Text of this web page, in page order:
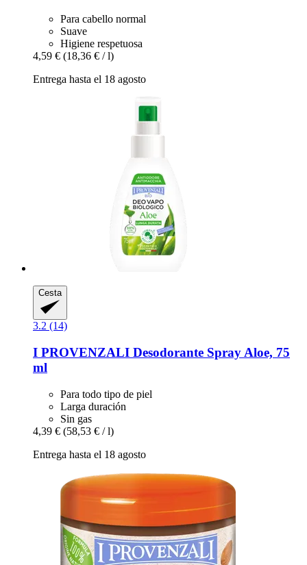
Para cabello normal
Suave
Higiene respetuosa
4,59 € (18,36 € / l)
Entrega hasta el 18 agosto
Cesta
3.2 (14)
I PROVENZALI Desodorante Spray Aloe, 75
ml
Para todo tipo de piel
Larga duración
Sin gas
4,39 € (58,53 € / l)
Entrega hasta el 18 agosto